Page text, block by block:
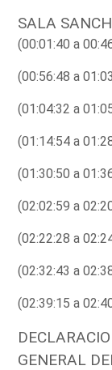
SALA
(00:01:40 a
(00:56:48 a
(01:04:32 a
(01:14:54 a
(01:30:50 a
(02:02:59 a
(02:22:28 a
(02:32:43 a
(02:39:15 a
GENERAL